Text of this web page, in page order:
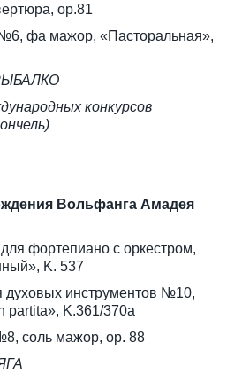
ор.81
фа мажор, «Пасторальная»,
конкурсов
Вольфанга Амадея
фортепиано с оркестром,
K. 537
духовых инструментов №10,
partita», K.361/370a
соль мажор, ор. 88